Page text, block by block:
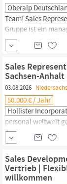
Oberalp
Team! Sales
Gruppe ist ein
Markenhaus, das
herstellt. Wir haben
Wild Country,
Marken im...
Sales
Sachsen-Anhalt
03.08.2026
50.000 € / Jahr
Hollister
personal weltweit
begeistert von
unserer Mitarbeiter
Dienst­leistungen
Sales
Anhalt Wir suchen
Sales
Vertrieb |
willkommen